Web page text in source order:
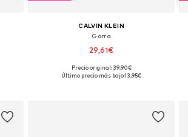
CALVIN KLEIN
Gorra
29,61€
Tallas disponibles: 55-60
Precio original: 39,90€
Último precio más bajo:13,95€